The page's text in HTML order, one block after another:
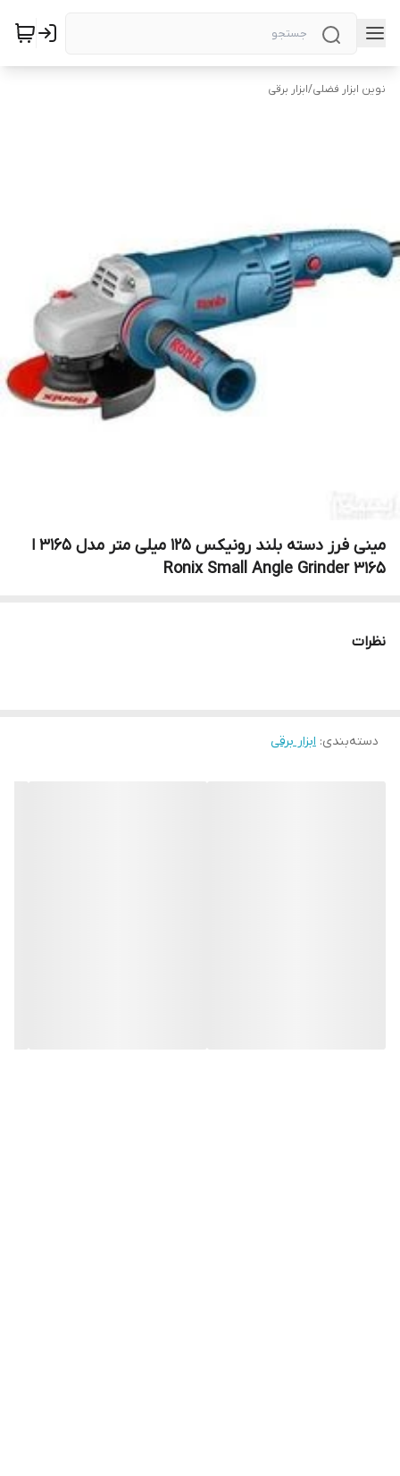
نوین ابزار فضلی/ابزار برقی
مینی فرز دسته بلند رونیکس 125 میلی متر مدل 3165 ا
Ronix Small Angle Grinder 3165
نظرات
دسته‌بندی: ابزار برقی